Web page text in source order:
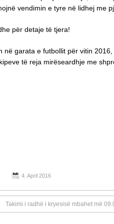
vendimin e tyre në lidhej me
për detaje të tjera!
garata e futbollit për vitin
të reja mirëseardhje me
4. April 2016
Takimi i radhë i kryesisë mbahet më